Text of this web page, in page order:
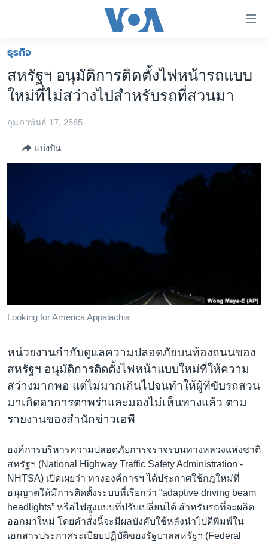
ต่อ
ไป
เนื้อหา
ข้าม
การ
หน้าหลัก
โลก
เอเชีย
สหรัฐฯ
ไทย
ไลฟ์สไตล์
เลือกภาษา
ธุรกิจ
สหรัฐฯ อนุมัติการติดตั้งไฟหน้ารถแบบ
ใหม่ที่ไม่สว่างไปสำหรับรถที่สวนมา
กุมภาพันธ์ 17, 2565
แบ่งปัน
Looking for America Appalachia
หน่วยงานกำกับดูแลความปลอดภัยบนท้องถนนของ
สหรัฐฯ อนุมัติการติดตั้งไฟหน้าแบบใหม่ที่ให้ความ
สว่างมากพอ แต่ไม่มากเกินไปจนทำให้ผู้ที่ขับรถสวน
มาเกิดอาการตาพร่าและมองไม่เห็นทางแล้ว ตาม
รายงานของสำนักข่าวเอพี
องค์การบริหารความปลอดภัยการจราจรบนทางหลวงแห่งชาติ
สหรัฐฯ (National Highway Traffic Safety Administration -
NHTSA) เปิดเผยว่า ทางองค์การฯ ได้ประกาศใช้กฎใหม่ที่
อนุญาตให้มีการติดตั้งระบบที่เรียกว่า “adaptive driving beam
headlights” หรือไฟสูงแบบที่ปรับเปลี่ยนได้ สำหรับรถที่จะผลิต
ออกมาใหม่ โดยคำสั่งนี้จะมีผลบังคับใช้หลังนำไปตีพิมพ์ใน
เอกสารประกาศระเบียบปฏิบัติของรัฐบาลสหรัฐฯ (Federal